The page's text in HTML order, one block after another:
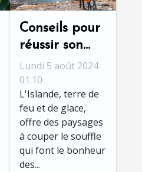
Conseils pour
réussir son
autotour
familial en
Islande
Lundi 5 août 2024
01:10
L'Islande, terre de
feu et de glace,
offre des paysages
à couper le souffle
qui font le bonheur
des...